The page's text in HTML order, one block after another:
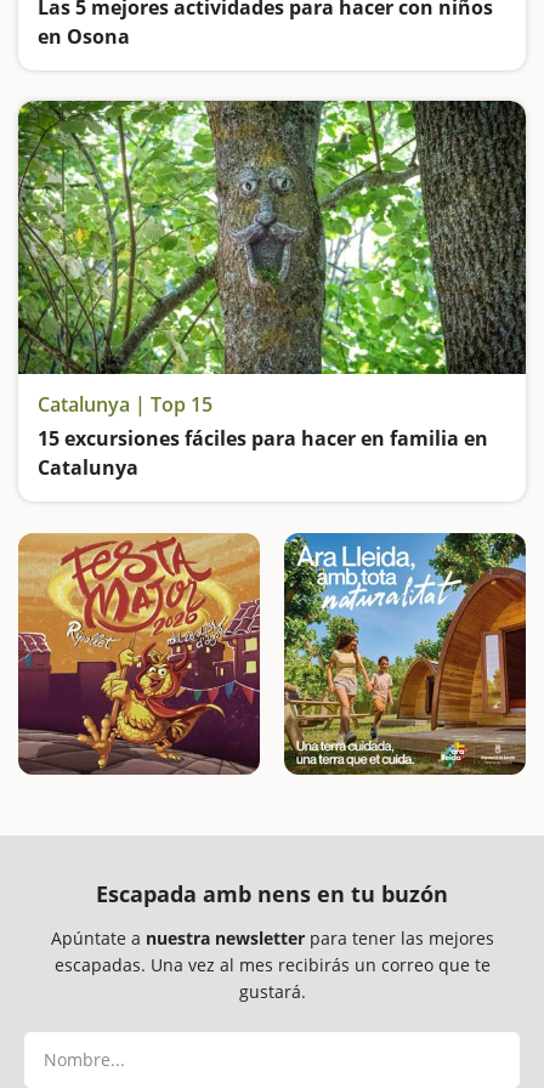
Las 5 mejores actividades para hacer con niños
en Osona
Catalunya | Top 15
15 excursiones fáciles para hacer en familia en
Catalunya
Escapada amb nens en tu buzón
Apúntate a nuestra newsletterpara tener las mejores
escapadas. Una vez al mes recibirás un correo que te
gustará.